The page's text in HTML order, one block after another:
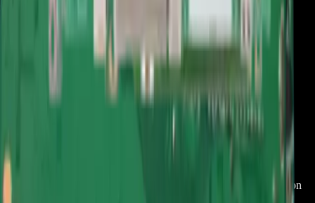
root@ops:~#
para dejar una reseña.
Este producto aún no tiene reseñas. Sé el primero en opinar.
Empresa especializada en electrodomésticos, repuestos de
electrodomésticos, motos electricas y repuestos para las mismas, con